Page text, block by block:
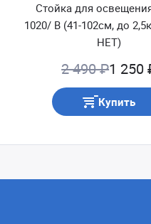
Стойка для
1020/ B (41-102см, до
НЕТ)
2 490 ₽1 250
Купить